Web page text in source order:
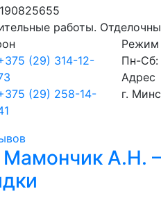
работы.
(29) 314-12-
(29) 258-14-
Режим
Пн-Сб:
Адрес
г.
А.Н.